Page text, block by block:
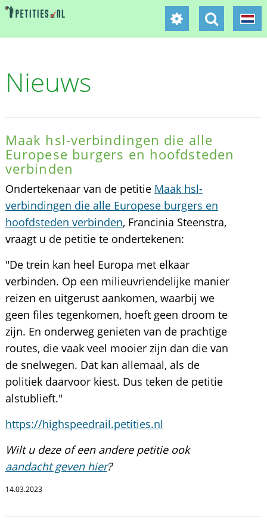
Nieuws
Maak hsl-verbindingen die alle
Europese burgers en hoofdsteden
verbinden
Ondertekenaar van de petitie Maak hsl-
verbindingen die alle Europese burgers en
hoofdsteden verbinden, Francinia Steenstra,
vraagt u de petitie te ondertekenen:
"De trein kan heel Europa met elkaar
verbinden. Op een milieuvriendelijke manier
reizen en uitgerust aankomen, waarbij we
geen files tegenkomen, hoeft geen droom te
zijn. En onderweg genieten van de prachtige
routes, die vaak veel mooier zijn dan die van
de snelwegen. Dat kan allemaal, als de
politiek daarvoor kiest. Dus teken de petitie
alstublieft."
https://highspeedrail.petities.nl
Wilt u deze of een andere petitie ook
aandacht geven hier?
14.03.2023